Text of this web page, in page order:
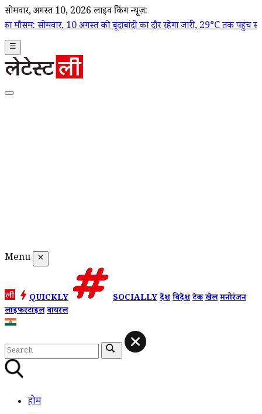
सोमवार, अगस्त 10, 2026 लाइव ब्रेकिंग न्यूज़:
10 अगस्त को बूंदाबांदी का दौर रहेगा जारी, 29°C तक पहुंच सकता है तापमान
☰
Menu ✕
QUICKLY SOCIALLYदेशविदेशटेकखेलमनोरंजन
लाइफस्टाइलवायरल
होम